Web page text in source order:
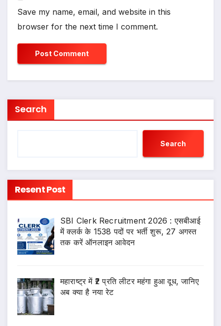
Save my name, email, and website in this
browser for the next time I comment.
Search
Search
Resent Post
SBI Clerk Recruitment 2026 : एसबीआई
में क्लर्क के 1538 पदों पर भर्ती शुरू, 27 अगस्त
तक करें ऑनलाइन आवेदन
महाराष्ट्र में ₹2 प्रति लीटर महंगा हुआ दूध, जानिए
अब क्या है नया रेट